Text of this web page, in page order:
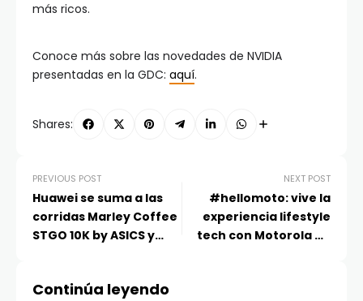
más ricos.
Conoce más sobre las novedades de NVIDIA
presentadas en la GDC: aquí.
Shares:
PREVIOUS POST
Huawei se suma a las
corridas Marley Coffee
STGO 10K by ASICS y
NEXT POST
#hellomoto: vive la
experiencia lifestyle
tech con Motorola en
Continúa leyendo